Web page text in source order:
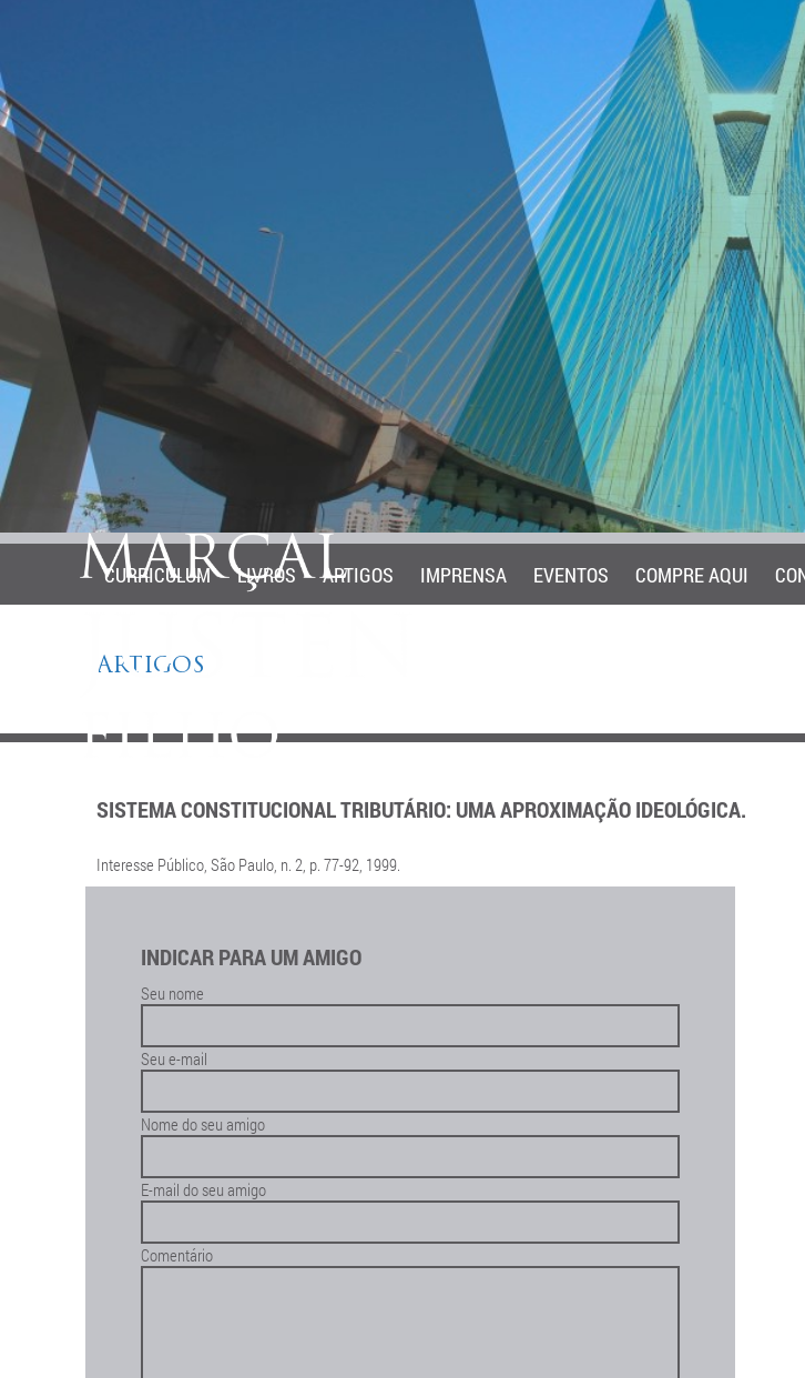
CURRICULUM LIVROS ARTIGOS IMPRENSA EVENTOS COMPRE AQUI
ARTIGOS
SISTEMA CONSTITUCIONAL TRIBUTÁRIO: UMA APROXIMAÇÃO IDEOLÓGICA.
Interesse Público, São Paulo, n. 2, p. 77-92, 1999.
INDICAR PARA UM AMIGO
Seu nome
Seu e-mail
Nome do seu amigo
E-mail do seu amigo
Comentário